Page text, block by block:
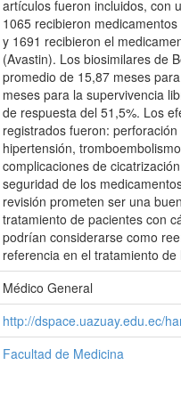
artículos fueron incluidos, con
1065 recibieron
y 1691 recibieron el
(Avastin). Los biosimilares de
promedio de 15,87 meses
meses para la supervivencia
de respuesta del 51,5%. Los
registrados fueron:
hipertensión,
complicaciones de
seguridad de los
revisión prometen ser una
tratamiento de pacientes con
podrían considerarse como
referencia en el tratamiento
Médico General
http://dspace.uazuay.edu.ec/
Facultad de Medicina